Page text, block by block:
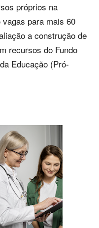
próprios na
para mais 60
a construção de
recursos do Fundo
Educação (Pró-